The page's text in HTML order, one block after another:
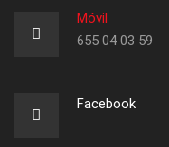
Móvil
655 04 03 59
Facebook